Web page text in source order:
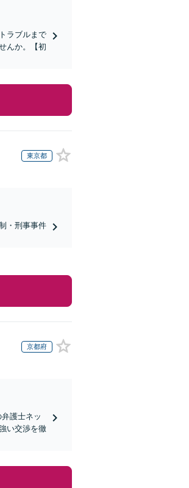
ラブルまで
んか。【初
東京都
・刑事事件
京都府
護士ネッ
い交渉を徹